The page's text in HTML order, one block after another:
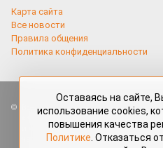
Карта сайта
Все новости
Правила общения
Политика конфиденциальности
Все права защищены. Любые
«Красраб.ру» сотрудниками
и читателями, являются
частичное использование
Оставаясь на сайте,
использование cookies,
повышения качества
Политике . Отказаться